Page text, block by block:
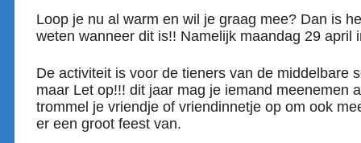
Loop je nu al warm en wil je graag mee? Dan is
weten wanneer dit is!! Namelijk maandag 29 april
De activiteit is voor de tieners van de middelbare
maar Let op!!! dit jaar mag je iemand meenemen
trommel je vriendje of vriendinnetje op om ook
er een groot feest van.